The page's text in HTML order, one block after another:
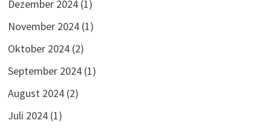
Dezember 2024(1)
November 2024(1)
Oktober 2024(2)
September 2024(1)
August 2024(2)
Juli 2024(1)